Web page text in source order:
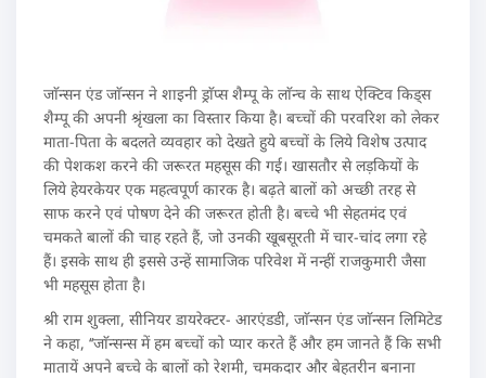
जाॅन्सन एंड जाॅन्सन ने शाइनी ड्राॅप्स शैम्पू के लाॅन्च के साथ ऐक्टिव किड्स
शैम्पू की अपनी श्रृंखला का विस्तार किया है। बच्चों की परवरिश को लेकर
माता-पिता के बदलते व्यवहार को देखते हुये बच्चों के लिये विशेष उत्पाद
की पेशकश करने की जरूरत महसूस की गई। खासतौर से लड़कियों के
लिये हेयरकेयर एक महत्वपूर्ण कारक है। बढ़ते बालों को अच्छी तरह से
साफ करने एवं पोषण देने की जरूरत होती है। बच्चे भी सेहतमंद एवं
चमकते बालों की चाह रहते हैं, जो उनकी खूबसूरती में चार-चांद लगा रहे
हैं। इसके साथ ही इससे उन्हें सामाजिक परिवेश में नन्हीं राजकुमारी जैसा
भी महसूस होता है।
श्री राम शुक्ला, सीनियर डायरेक्टर- आरएंडडी, जाॅन्सन एंड जाॅन्सन लिमिटेड
ने कहा, ‘‘जाॅन्सन्स में हम बच्चों को प्यार करते हैं और हम जानते हैं कि सभी
मातायें अपने बच्चे के बालों को रेशमी, चमकदार और बेहतरीन बनाना